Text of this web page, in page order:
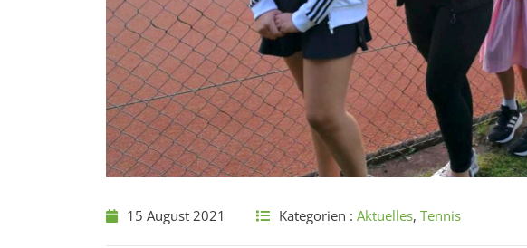
15 August 2021 Kategorien : Aktuelles, Tennis